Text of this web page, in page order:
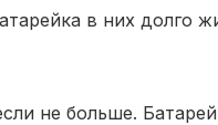
в них долго
не больше.